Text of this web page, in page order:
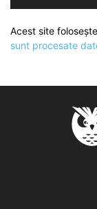
Acest site
sunt procesate